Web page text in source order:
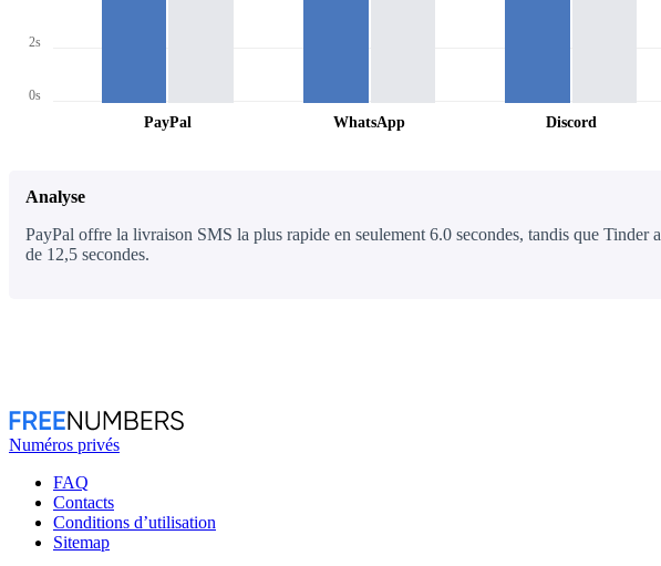
2s
0s
PayPal WhatsApp Discord
Analyse
PayPal offre la livraison SMS la plus rapide en seulement 6.0 secondes, tandis que
de 12,5 secondes.
Numéros privés
FAQ
Contacts
Conditions d’utilisation
Sitemap